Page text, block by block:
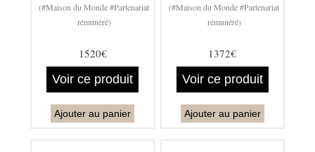
(#Maison du Monde #Partenariat
rémunéré)
1520€
Voir ce produit
Ajouter au panier
(#Maison du Monde #Partenariat
rémunéré)
1372€
Voir ce produit
Ajouter au panier